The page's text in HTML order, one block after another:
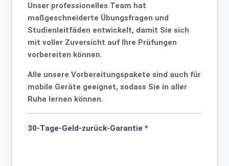
Unser professionelles Team hat
maßgeschneiderte Übungsfragen und
Studienleitfäden entwickelt, damit Sie sich
mit voller Zuversicht auf Ihre Prüfungen
vorbereiten können.
Alle unsere Vorbereitungspakete sind auch für
mobile Geräte geeignet, sodass Sie in aller
Ruhe lernen können.
30-Tage-Geld-zurück-Garantie *